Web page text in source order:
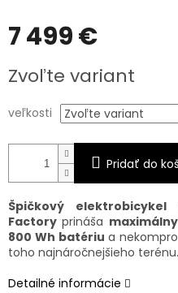
7 499 €
cena:
Zvoľte variant
veľkosti
Pridať do
Špičkový elektrobicykel
Factory prináša
800 Wh batériu a
toho najnáročnejšieho terénu.
Detailné informácie